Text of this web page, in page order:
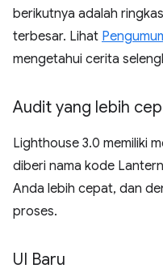
berikutnya adalah
terbesar. Lihat
mengetahui cerita
Audit yang lebih
Lighthouse 3.0 memiliki
diberi nama kode
Anda lebih cepat, dan
proses.
UI Baru